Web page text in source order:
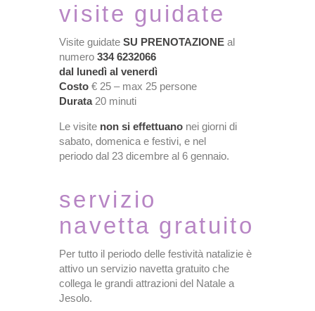
visite guidate
Visite guidate SU PRENOTAZIONE al
numero 334 6232066
dal lunedì al venerdì
Costo € 25 – max 25 persone
Durata20 minuti
Le visite non si effettuano nei giorni di
sabato, domenica e festivi, e nel
periodo dal 23 dicembre al 6 gennaio.
servizio
navetta gratuito
Per tutto il periodo delle festività natalizie è
attivo un servizio navetta gratuito che
collega le grandi attrazioni del Natale a
Jesolo.